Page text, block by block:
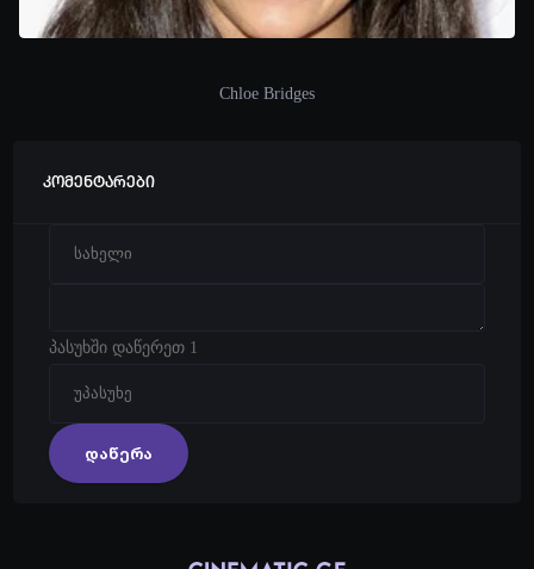
Chloe Bridges
კომენტარები
პასუხში დაწერეთ 1
დაწერა